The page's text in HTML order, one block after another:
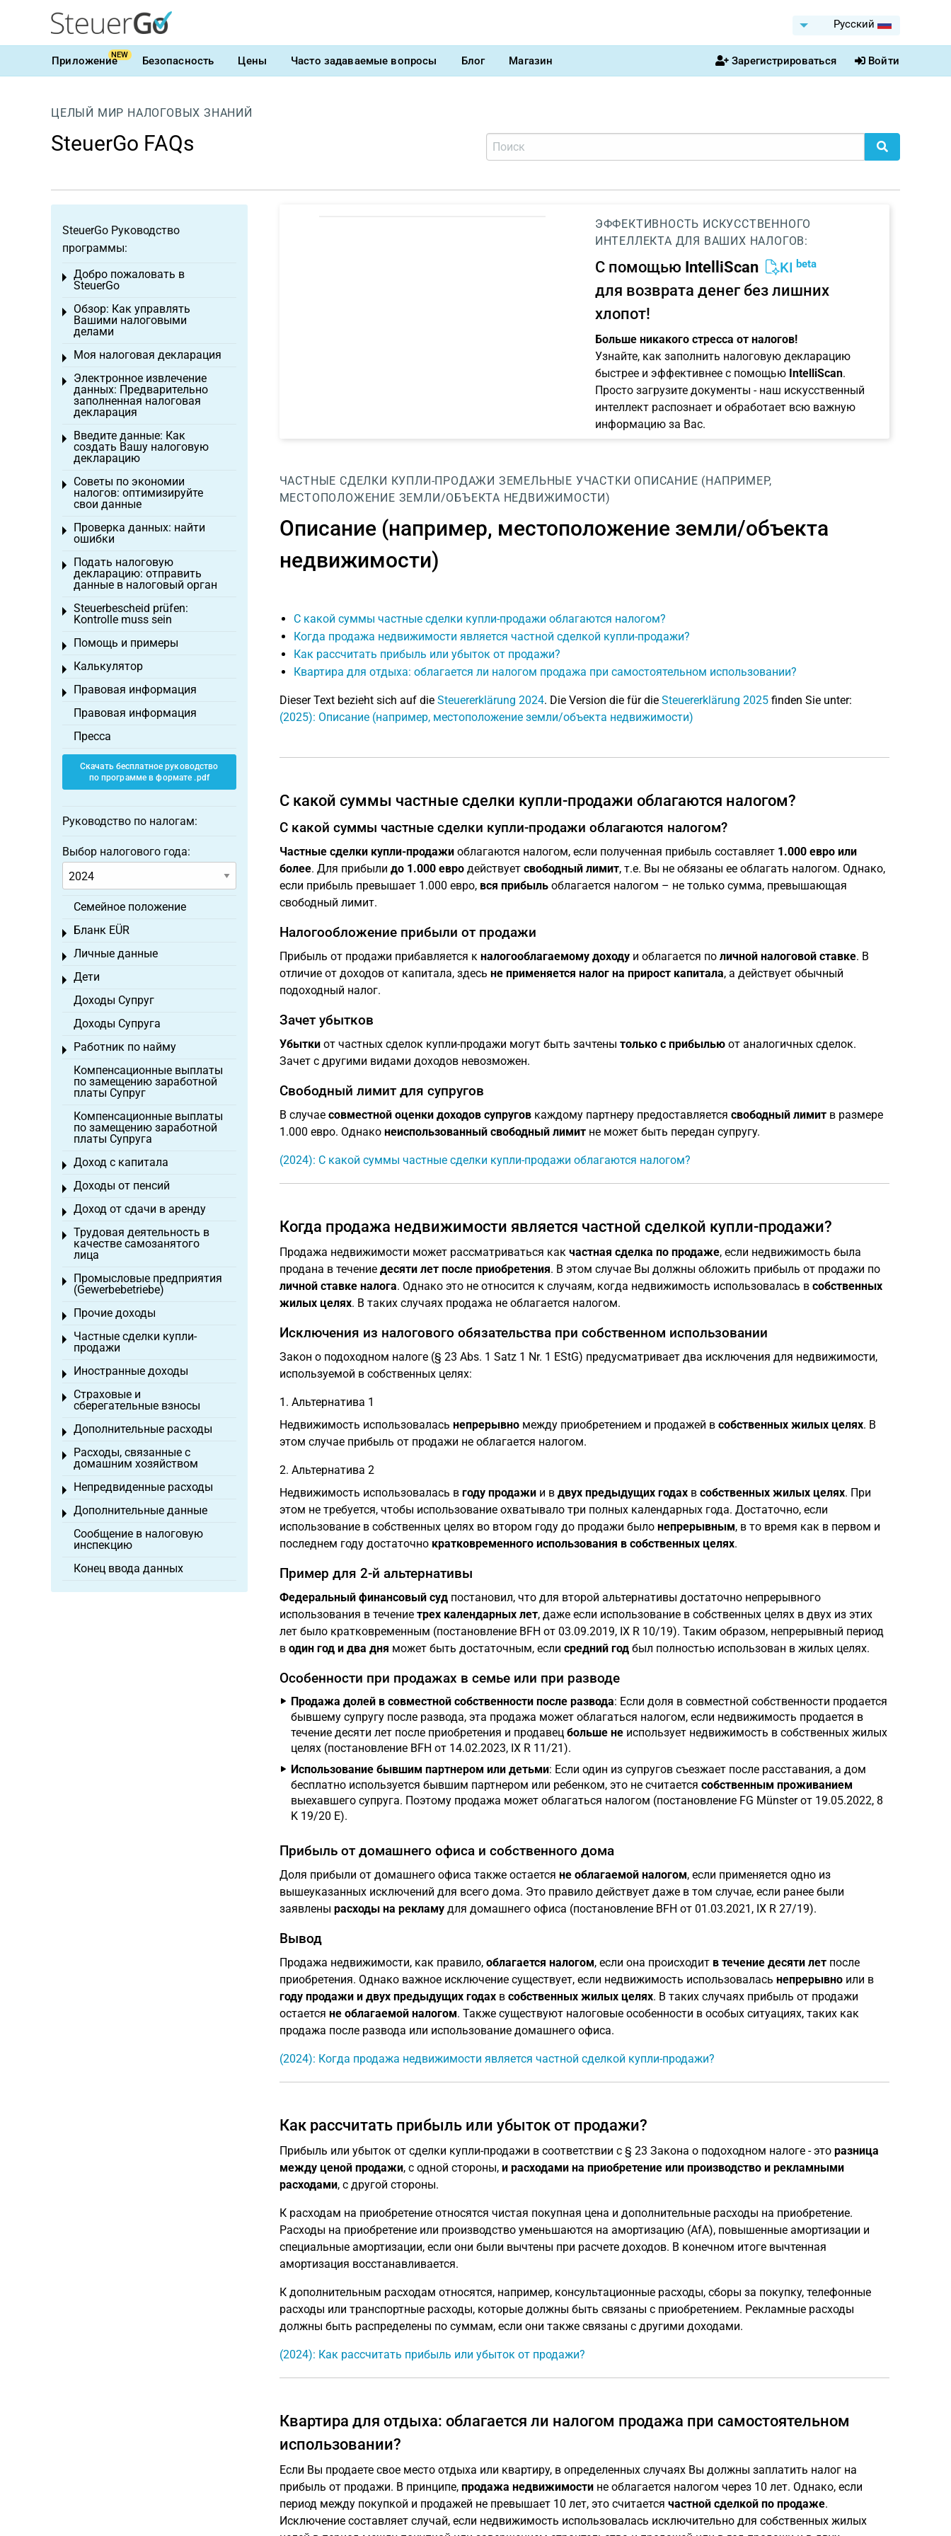
Pусский
ПриложениеNEW Безопасность Цены Часто задаваемые вопросы Блог Магазин Зарегистрироваться Войти
ЦЕЛЫЙ МИР НАЛОГОВЫХ ЗНАНИЙ
SteuerGo FAQs
ЭФФЕКТИВНОСТЬ ИСКУССТВЕННОГО
ИНТЕЛЛЕКТА ДЛЯ ВАШИХ НАЛОГОВ:
С помощью IntelliScan KI beta
для возврата денег без лишних
хлопот!
Больше никакого стресса от налогов!
Узнайте, как заполнить налоговую декларацию
быстрее и эффективнее с помощью IntelliScan.
Просто загрузите документы - наш искусственный
интеллект распознает и обработает всю важную
информацию за Вас.
ЧАСТНЫЕ СДЕЛКИ КУПЛИ-ПРОДАЖИ ЗЕМЕЛЬНЫЕ УЧАСТКИ ОПИСАНИЕ (НАПРИМЕР,
МЕСТОПОЛОЖЕНИЕ ЗЕМЛИ/ОБЪЕКТА НЕДВИЖИМОСТИ)
Описание (например, местоположение земли/объекта
недвижимости)
С какой суммы частные сделки купли-продажи облагаются налогом?
Когда продажа недвижимости является частной сделкой купли-продажи?
Как рассчитать прибыль или убыток от продажи?
Квартира для отдыха: облагается ли налогом продажа при самостоятельном использовании?
Dieser Text bezieht sich auf die Steuererklärung 2024. Die Version die für die Steuererklärung 2025finden Sie unter:
(2025): Описание (например, местоположение земли/объекта недвижимости)
С какой суммы частные сделки купли-продажи облагаются налогом?
С какой суммы частные сделки купли-продажи облагаются налогом?
Частные сделки купли-продажиоблагаются налогом, если полученная прибыль составляет 1.000 евро или
более. Для прибыли до 1.000 евродействует свободный лимит, т.е. Вы не обязаны ее облагать налогом. Однако,
если прибыль превышает 1.000 евро, вся прибыльоблагается налогом – не только сумма, превышающая
свободный лимит.
Налогообложение прибыли от продажи
Прибыль от продажи прибавляется к налогооблагаемому доходуи облагается по личной налоговой ставке. В
отличие от доходов от капитала, здесь не применяется налог на прирост капитала, а действует обычный
подоходный налог.
Зачет убытков
Убыткиот частных сделок купли-продажи могут быть зачтены только с прибыльюот аналогичных сделок.
Зачет с другими видами доходов невозможен.
Свободный лимит для супругов
В случае совместной оценки доходов супруговкаждому партнеру предоставляется свободный лимитв размере
1.000 евро. Однако неиспользованный свободный лимитне может быть передан супругу.
(2024): С какой суммы частные сделки купли-продажи облагаются налогом?
Когда продажа недвижимости является частной сделкой купли-продажи?
Продажа недвижимости может рассматриваться как частная сделка по продаже, если недвижимость была
продана в течение десяти лет после приобретения. В этом случае Вы должны обложить прибыль от продажи по
личной ставке налога. Однако это не относится к случаям, когда недвижимость использовалась в собственных
жилых целях. В таких случаях продажа не облагается налогом.
Исключения из налогового обязательства при собственном использовании
Закон о подоходном налоге (§ 23 Abs. 1 Satz 1 Nr. 1 EStG) предусматривает два исключения для недвижимости,
используемой в собственных целях:
1. Альтернатива 1
Недвижимость использовалась непрерывномежду приобретением и продажей в собственных жилых целях. В
этом случае прибыль от продажи не облагается налогом.
2. Альтернатива 2
Недвижимость использовалась в году продажии в двух предыдущих годахв собственных жилых целях. При
этом не требуется, чтобы использование охватывало три полных календарных года. Достаточно, если
использование в собственных целях во втором году до продажи было непрерывным, в то время как в первом и
последнем году достаточно кратковременного использования в собственных целях.
Пример для 2-й альтернативы
Федеральный финансовый судпостановил, что для второй альтернативы достаточно непрерывного
использования в течение трех календарных лет, даже если использование в собственных целях в двух из этих
лет было кратковременным (постановление BFH от 03.09.2019, IX R 10/19). Таким образом, непрерывный период
в один год и два дня может быть достаточным, если средний годбыл полностью использован в жилых целях.
Особенности при продажах в семье или при разводе
Продажа долей в совместной собственности после развода: Если доля в совместной собственности продается
бывшему супругу после развода, эта продажа может облагаться налогом, если недвижимость продается в
течение десяти лет после приобретения и продавец больше неиспользует недвижимость в собственных жилых
целях (постановление BFH от 14.02.2023, IX R 11/21).
Использование бывшим партнером или детьми: Если один из супругов съезжает после расставания, а дом
бесплатно используется бывшим партнером или ребенком, это не считается собственным проживанием
выехавшего супруга. Поэтому продажа может облагаться налогом (постановление FG Münster от 19.05.2022, 8
K 19/20 E).
Прибыль от домашнего офиса и собственного дома
Доля прибыли от домашнего офиса также остается не облагаемой налогом, если применяется одно из
вышеуказанных исключений для всего дома. Это правило действует даже в том случае, если ранее были
заявлены расходы на рекламудля домашнего офиса (постановление BFH от 01.03.2021, IX R 27/19).
Вывод
Продажа недвижимости, как правило, облагается налогом, если она происходит в течение десяти летпосле
приобретения. Однако важное исключение существует, если недвижимость использовалась непрерывноили в
году продажи и двух предыдущих годахв собственных жилых целях. В таких случаях прибыль от продажи
остается не облагаемой налогом. Также существуют налоговые особенности в особых ситуациях, таких как
продажа после развода или использование домашнего офиса.
(2024): Когда продажа недвижимости является частной сделкой купли-продажи?
Как рассчитать прибыль или убыток от продажи?
Прибыль или убыток от сделки купли-продажи в соответствии с § 23 Закона о подоходном налоге - это разница
между ценой продажи, с одной стороны, и расходами на приобретение или производство и рекламными
расходами, с другой стороны.
К расходам на приобретение относятся чистая покупная цена и дополнительные расходы на приобретение.
Расходы на приобретение или производство уменьшаются на амортизацию (AfA), повышенные амортизации и
специальные амортизации, если они были вычтены при расчете доходов. В конечном итоге вычтенная
амортизация восстанавливается.
К дополнительным расходам относятся, например, консультационные расходы, сборы за покупку, телефонные
расходы или транспортные расходы, которые должны быть связаны с приобретением. Рекламные расходы
должны быть распределены по суммам, если они также связаны с другими доходами.
(2024): Как рассчитать прибыль или убыток от продажи?
Квартира для отдыха: облагается ли налогом продажа при самостоятельном
использовании?
Если Вы продаете свое место отдыха или квартиру, в определенных случаях Вы должны заплатить налог на
прибыль от продажи. В принципе, продажа недвижимостине облагается налогом через 10 лет. Однако, если
период между покупкой и продажей не превышает 10 лет, это считается частной сделкой по продаже.
Исключение составляет случай, если недвижимость использовалась исключительно для собственных жилых
SteuerGo Руководство
программы:
Добро пожаловать в
SteuerGo
Toggle menu
Обзор: Как управлять
Вашими налоговыми
делами
Toggle menu
Моя налоговая декларация
Toggle menu
Электронное извлечение
данных: Предварительно
заполненная налоговая
декларация
Toggle menu
Введите данные: Как
создать Вашу налоговую
декларацию
Toggle menu
Советы по экономии
налогов: оптимизируйте
свои данные
Toggle menu
Проверка данных: найти
ошибки
Toggle menu
Подать налоговую
декларацию: отправить
данные в налоговый орган
Toggle menu
Steuerbescheid prüfen:
Kontrolle muss sein
Toggle menu
Помощь и примеры
Toggle menu
Калькулятор
Toggle menu
Правовая информация
Toggle menu
Правовая информация
Пресса
Скачать бесплатное руководство
по программе в формате .pdf
Руководство по налогам:
Выбор налогового года:
Семейное положение
Бланк EÜR
Toggle menu
Личные данные
Toggle menu
Дети
Toggle menu
Доходы Супруг
Доходы Супруга
Работник по найму
Toggle menu
Компенсационные выплаты
по замещению заработной
платы Супруг
Компенсационные выплаты
по замещению заработной
платы Супруга
Доход с капитала
Toggle menu
Доходы от пенсий
Toggle menu
Доход от сдачи в аренду
Toggle menu
Трудовая деятельность в
качестве самозанятого
лица
Toggle menu
Промысловые предприятия
(Gewerbebetriebe)
Toggle menu
Прочие доходы
Toggle menu
Частные сделки купли-
продажи
Toggle menu
Иностранные доходы
Toggle menu
Страховые и
сберегательные взносы
Toggle menu
Дополнительные расходы
Toggle menu
Расходы, связанные с
домашним хозяйством
Toggle menu
Непредвиденные расходы
Toggle menu
Дополнительные данные
Toggle menu
Сообщение в налоговую
инспекцию
Конец ввода данных